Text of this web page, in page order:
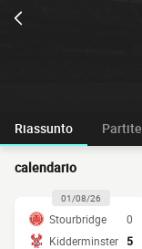
Riassunto Partite
calendario
01/08/26
Stourbridge
0
Kidderminster
5